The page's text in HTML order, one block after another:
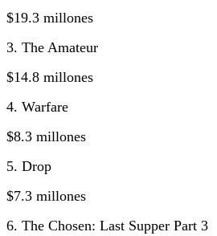
$19.3 millones
3. The Amateur
$14.8 millones
4. Warfare
$8.3 millones
5. Drop
$7.3 millones
6. The Chosen: Last Supper Part 3